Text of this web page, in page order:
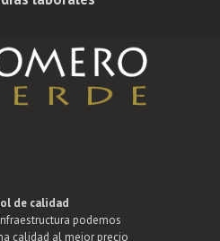
de calidad
podemos
calidad al mejor precio